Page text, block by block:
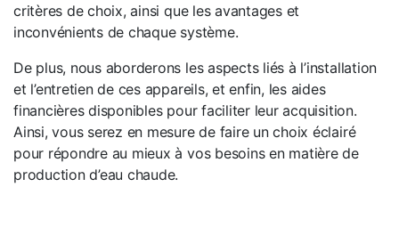
critères de choix, ainsi que les avantages et
inconvénients de chaque système.
De plus, nous aborderons les aspects liés à l’installation
et l’entretien de ces appareils, et enfin, les aides
financières disponibles pour faciliter leur acquisition.
Ainsi, vous serez en mesure de faire un choix éclairé
pour répondre au mieux à vos besoins en matière de
production d’eau chaude.